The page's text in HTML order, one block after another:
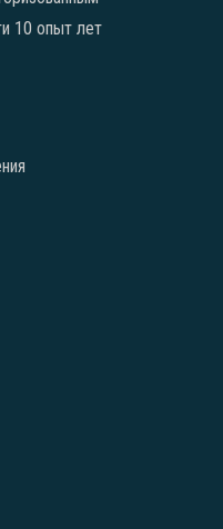
10 опыт лет